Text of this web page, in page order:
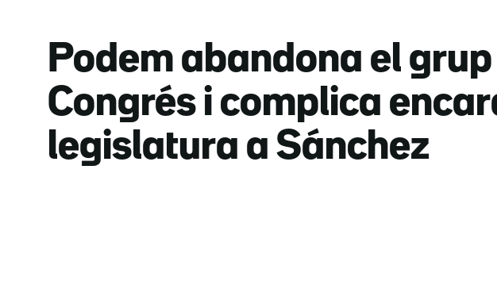
Podem abandona el
Congrés i complica
legislatura a Sánchez